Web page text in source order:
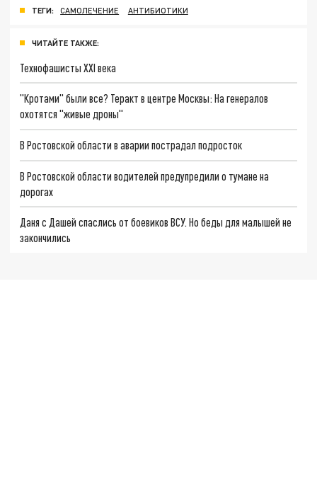
ТЕГИ: САМОЛЕЧЕНИЕ АНТИБИОТИКИ
ЧИТАЙТЕ ТАКЖЕ:
Технофашисты XXI века
"Кротами" были все? Теракт в центре Москвы: На генералов
охотятся "живые дроны"
В Ростовской области в аварии пострадал подросток
В Ростовской области водителей предупредили о тумане на
дорогах
Даня с Дашей спаслись от боевиков ВСУ. Но беды для малышей не
закончились